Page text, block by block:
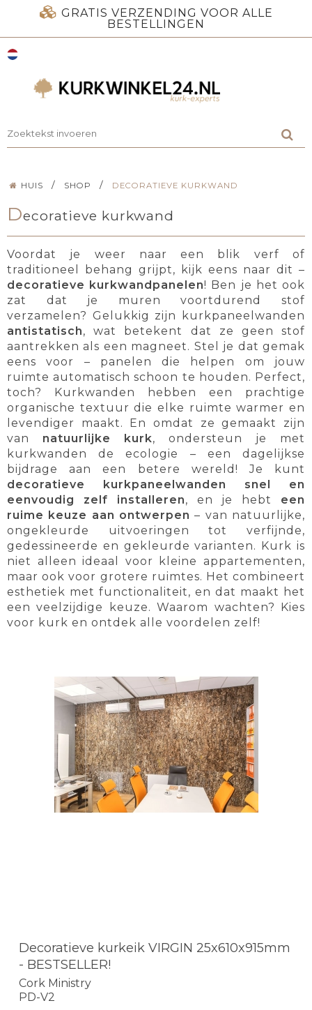
GRATIS VERZENDING VOOR ALLE
BESTELLINGEN
HUIS / SHOP / DECORATIEVE KURKWAND
Decoratieve kurkwand
Voordat je weer naar een blik verf of
traditioneel behang grijpt, kijk eens naar dit –
decoratieve kurkwandpanelen! Ben je het ook
zat dat je muren voortdurend stof
verzamelen? Gelukkig zijn kurkpaneelwanden
antistatisch, wat betekent dat ze geen stof
aantrekken als een magneet. Stel je dat gemak
eens voor – panelen die helpen om jouw
ruimte automatisch schoon te houden. Perfect,
toch? Kurkwanden hebben een prachtige
organische textuur die elke ruimte warmer en
levendiger maakt. En omdat ze gemaakt zijn
van natuurlijke kurk, ondersteun je met
kurkwanden de ecologie – een dagelijkse
bijdrage aan een betere wereld! Je kunt
decoratieve kurkpaneelwanden snel en
eenvoudig zelf installeren, en je hebt een
ruime keuze aan ontwerpen – van natuurlijke,
ongekleurde uitvoeringen tot verfijnde,
gedessineerde en gekleurde varianten. Kurk is
niet alleen ideaal voor kleine appartementen,
maar ook voor grotere ruimtes. Het combineert
esthetiek met functionaliteit, en dat maakt het
een veelzijdige keuze. Waarom wachten? Kies
voor kurk en ontdek alle voordelen zelf!
Decoratieve kurkeik VIRGIN 25x610x915mm
- BESTSELLER!
Cork Ministry
PD-V2